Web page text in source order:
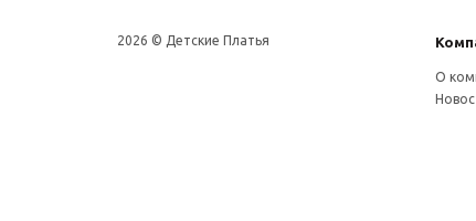
2026 © Детские Платья
О